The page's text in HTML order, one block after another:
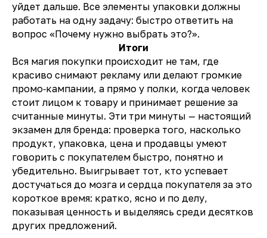
уйдет дальше. Все элементы упаковки должны
работать на одну задачу: быстро ответить на
вопрос «Почему нужно выбрать это?».
Итоги
Вся магия покупки происходит не там, где
красиво снимают рекламу или делают громкие
промо‑кампании, а прямо у полки, когда человек
стоит лицом к товару и принимает решение за
считанные минуты. Эти три минуты — настоящий
экзамен для бренда: проверка того, насколько
продукт, упаковка, цена и продавцы умеют
говорить с покупателем быстро, понятно и
убедительно. Выигрывает тот, кто успевает
достучаться до мозга и сердца покупателя за это
короткое время: кратко, ясно и по делу,
показывая ценность и выделяясь среди десятков
других предложений.